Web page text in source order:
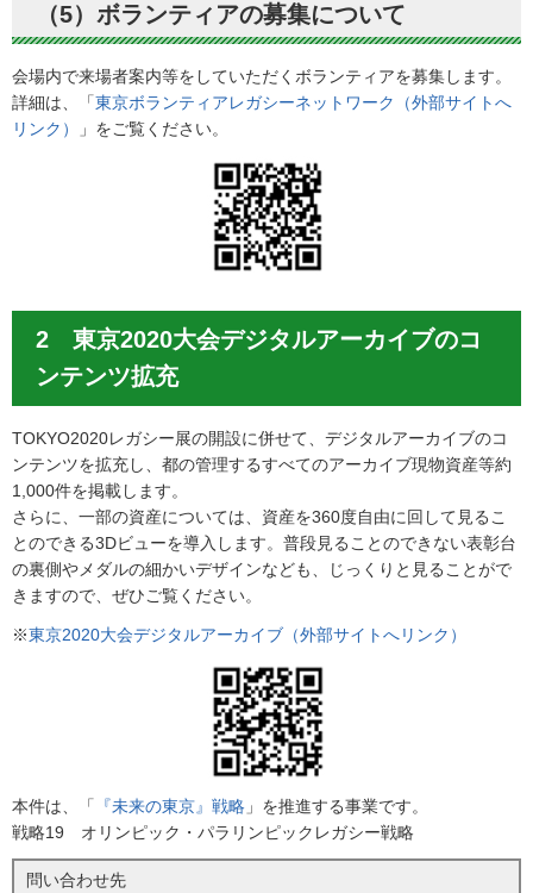
（5）ボランティアの募集について
会場内で来場者案内等をしていただくボランティアを募集します。
詳細は、「東京ボランティアレガシーネットワーク（外部サイトへ
リンク）
」をご覧ください。
2 東京2020大会デジタルアーカイブのコ
ンテンツ拡充
TOKYO2020レガシー展の開設に併せて、デジタルアーカイブのコ
ンテンツを拡充し、都の管理するすべてのアーカイブ現物資産等約
1,000件を掲載します。
さらに、一部の資産については、資産を360度自由に回して見るこ
とのできる3Dビューを導入します。普段見ることのできない表彰台
の裏側やメダルの細かいデザインなども、じっくりと見ることがで
きますので、ぜひご覧ください。
※東京2020大会デジタルアーカイブ（外部サイトへリンク）
本件は、「 『未来の東京』戦略 」を推進する事業です。
戦略19 オリンピック・パラリンピックレガシー戦略
問い合わせ先